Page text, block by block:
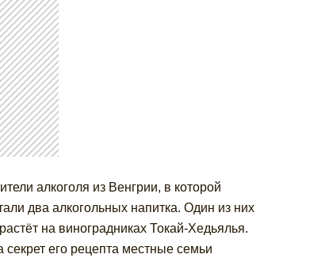
алкоголя из Венгрии, в которой
два алкогольных напитка. Один из них
на виноградниках Токай-Хедьялья.
секрет его рецепта местные семьи